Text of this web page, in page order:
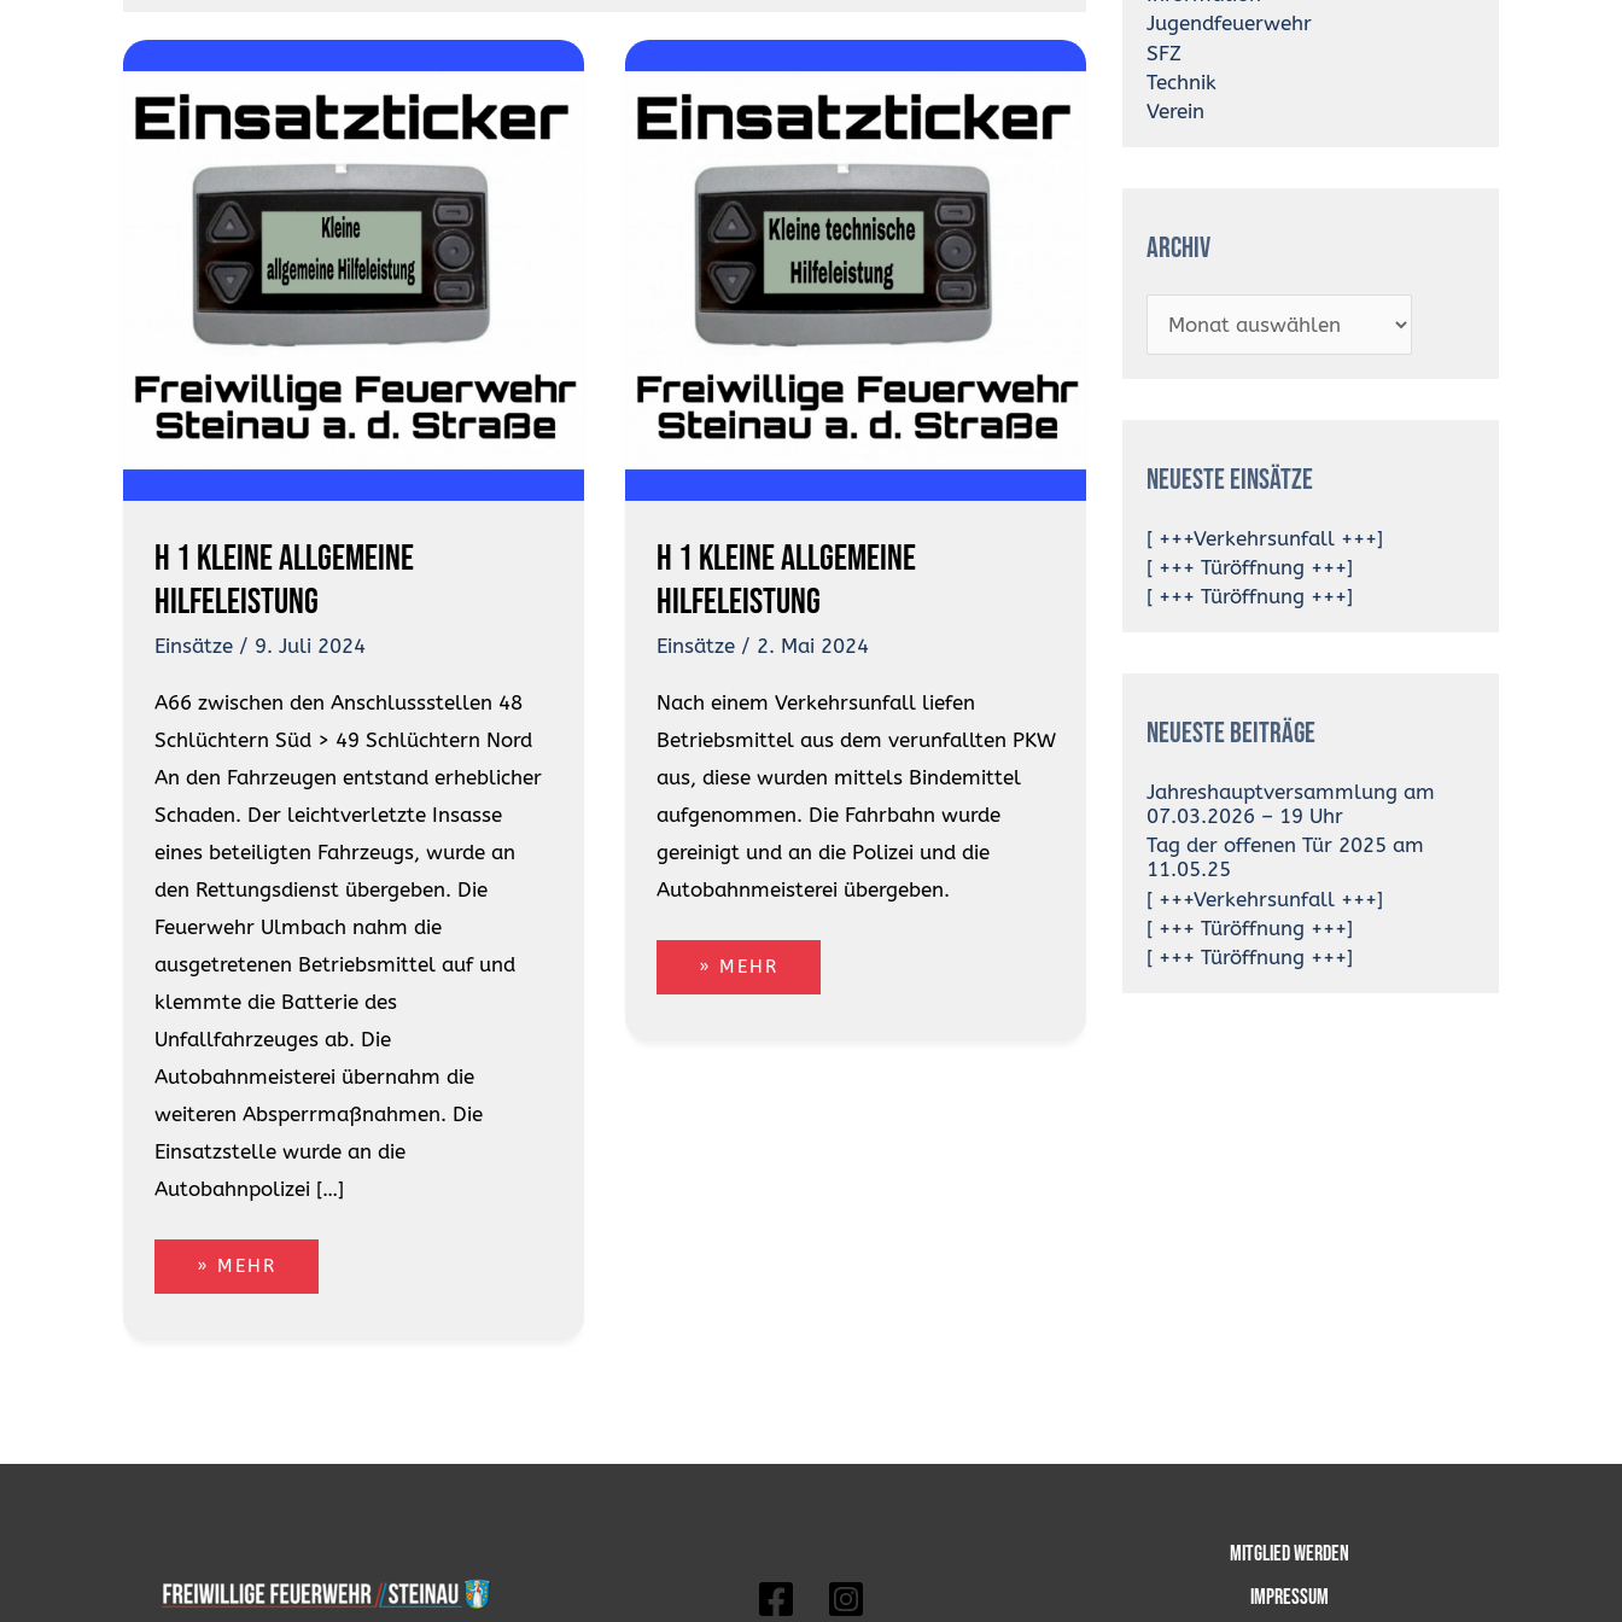
H 1 kleine allgemeine
Hilfeleistung
Einsätze/ 9. Juli 2024
A66 zwischen den Anschlussstellen 48
Schlüchtern Süd > 49 Schlüchtern Nord
An den Fahrzeugen entstand erheblicher
Schaden. Der leichtverletzte Insasse
eines beteiligten Fahrzeugs, wurde an
den Rettungsdienst übergeben. Die
Feuerwehr Ulmbach nahm die
ausgetretenen Betriebsmittel auf und
klemmte die Batterie des
Unfallfahrzeuges ab. Die
Autobahnmeisterei übernahm die
weiteren Absperrmaßnahmen. Die
Einsatzstelle wurde an die
Autobahnpolizei […]
H
KLEINE
ALLGEMEINE
» MEHR
H 1 kleine allgemeine
Hilfeleistung
Einsätze/ 2. Mai 2024
Nach einem Verkehrsunfall liefen
Betriebsmittel aus dem verunfallten PKW
aus, diese wurden mittels Bindemittel
aufgenommen. Die Fahrbahn wurde
gereinigt und an die Polizei und die
Autobahnmeisterei übergeben.
H
KLEINE
ALLGEMEINE
» MEHR
Jugendfeuerwehr
SFZ
Technik
Verein
Archiv
Neueste Einsätze
[ +++Verkehrsunfall +++]
[ +++ Türöffnung +++]
[ +++ Türöffnung +++]
Neueste Beiträge
Jahreshauptversammlung am
07.03.2026 – 19 Uhr
Tag der offenen Tür 2025 am
11.05.25
[ +++Verkehrsunfall +++]
[ +++ Türöffnung +++]
[ +++ Türöffnung +++]
Mitglied werden
Impressum